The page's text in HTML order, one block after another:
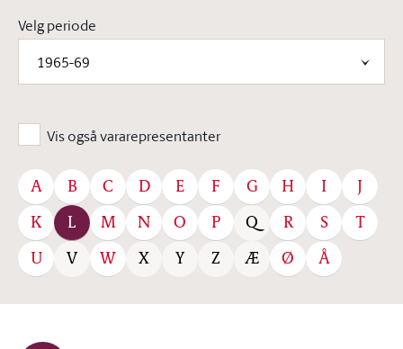
Velg periode
1965-69
Vis også vararepresentanter
A B C D E F G H I J
K L M N O P Q R S T
U V W X Y Z Æ Ø Å